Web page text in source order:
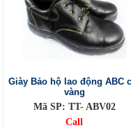
Giày Bảo hộ lao động ABC
vàng
Mã SP: TT- ABV02
Call